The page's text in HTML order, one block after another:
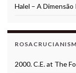
Halel – A
2000. C.E. at The